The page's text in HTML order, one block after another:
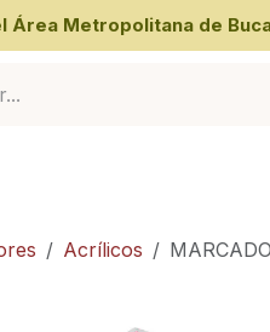
Área Metropolitana de
Acrílicos